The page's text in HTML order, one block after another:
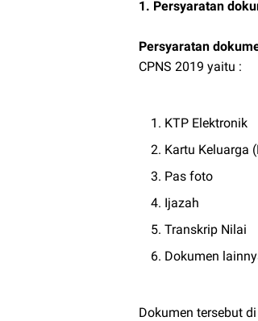
1. Persyaratan
Persyaratan
CPNS 2019 yaitu :
KTP Elektronik
Kartu Keluarga
Pas foto
Ijazah
Transkrip Nilai
Dokumen
Dokumen tersebut